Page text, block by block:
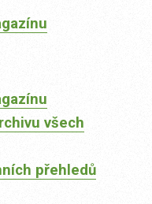
všech
přehledů